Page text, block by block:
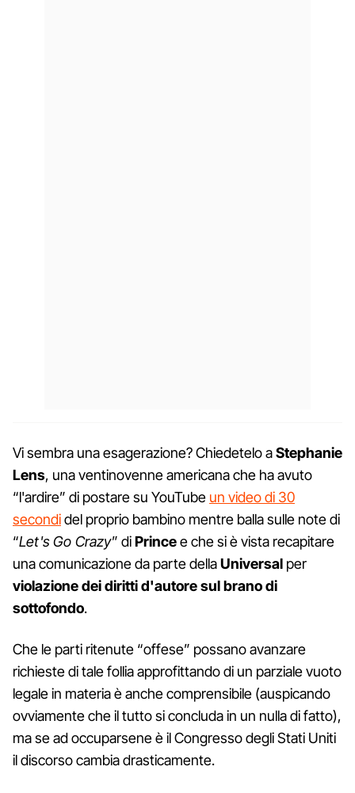
Vi sembra una esagerazione? Chiedetelo aStephanie
Lens, una ventinovenne americana che ha avuto
“l'ardire” di postare su YouTube un video di 30
secondidel proprio bambino mentre balla sulle note di
“Let's Go Crazy” diPrincee che si è vista recapitare
una comunicazione da parte dellaUniversal per
violazione dei diritti d'autore sul brano di
sottofondo.
Che le parti ritenute “offese” possano avanzare
richieste di tale follia approfittando di un parziale vuoto
legale in materia è anche comprensibile (auspicando
ovviamente che il tutto si concluda in un nulla di fatto),
ma se ad occuparsene è il Congresso degli Stati Uniti
il discorso cambia drasticamente.